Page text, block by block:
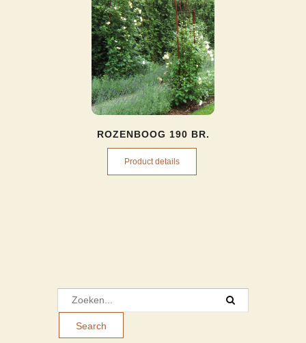
ROZENBOOG 190 BR.
Product details